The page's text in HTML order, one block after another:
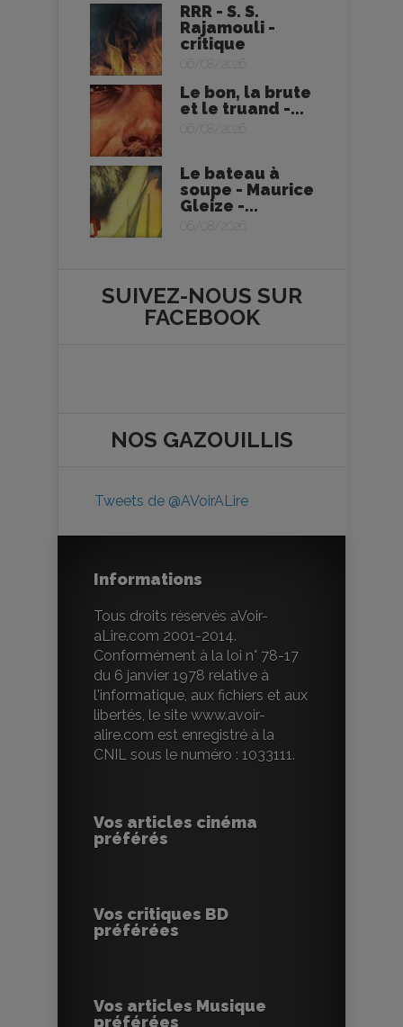
RRR - S. S.
Rajamouli -
critique
06/08/2026
Le bon, la brute
et le truand -...
06/08/2026
Le bateau à
soupe - Maurice
Gleize -...
06/08/2026
SUIVEZ-NOUS SUR
FACEBOOK
NOS GAZOUILLIS
Tweets de @AVoirALire
Informations
Tous droits réservés aVoir-
aLire.com 2001-2014.
Conformément à la loi n° 78-17
du 6 janvier 1978 relative à
l'informatique, aux fichiers et aux
libertés, le site www.avoir-
alire.com est enregistré à la
CNIL sous le numéro : 1033111.
Vos articles cinéma
préférés
Vos critiques BD
préférées
Vos articles Musique
préférées